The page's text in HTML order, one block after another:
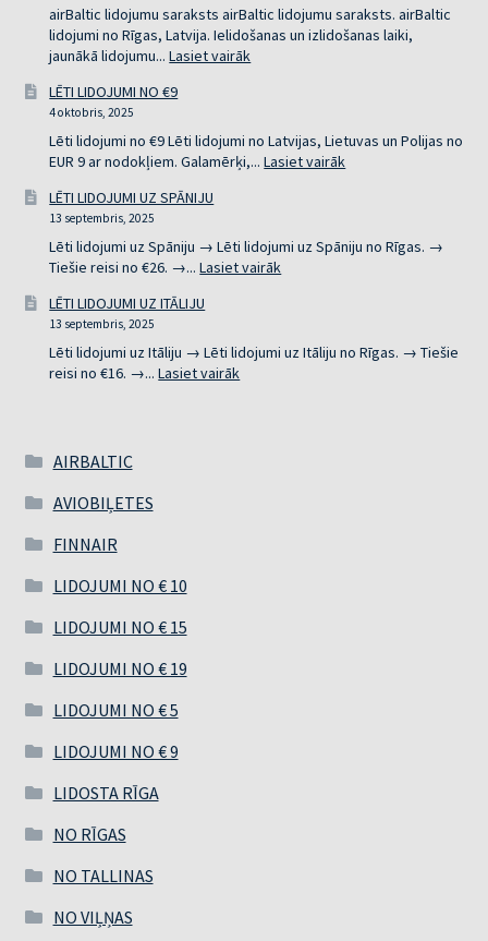
RĪGAS
airBaltic lidojumu saraksts airBaltic lidojumu saraksts. airBaltic
lidojumi no Rīgas, Latvija. Ielidošanas un izlidošanas laiki,
jaunākā lidojumu...Lasiet vairāk
LĒTI LIDOJUMI NO €9
4 oktobris, 2025
Lēti lidojumi no €9 Lēti lidojumi no Latvijas, Lietuvas un Polijas no
EUR 9 ar nodokļiem. Galamērķi,...Lasiet vairāk
€9
LĒTI LIDOJUMI UZ SPĀNIJU
13 septembris, 2025
Lēti lidojumi uz Spāniju → Lēti lidojumi uz Spāniju no Rīgas. →
Tiešie reisi no €26. →...Lasiet vairāk
SPĀNIJU
LĒTI LIDOJUMI UZ ITĀLIJU
13 septembris, 2025
Lēti lidojumi uz Itāliju → Lēti lidojumi uz Itāliju no Rīgas. → Tiešie
reisi no €16. →...Lasiet vairāk
AIRBALTIC
AVIOBIĻETES
FINNAIR
LIDOJUMI NO € 10
LIDOJUMI NO € 15
LIDOJUMI NO € 19
LIDOJUMI NO € 5
LIDOJUMI NO € 9
LIDOSTA RĪGA
NO RĪGAS
NO TALLINAS
NO VIĻŅAS